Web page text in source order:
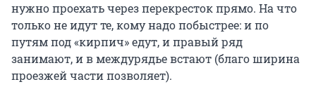
нужно проехать через перекресток прямо. На что
только не идут те, кому надо побыстрее: и по
путям под «кирпич» едут, и правый ряд
занимают, и в междурядье встают (благо ширина
проезжей части позволяет).